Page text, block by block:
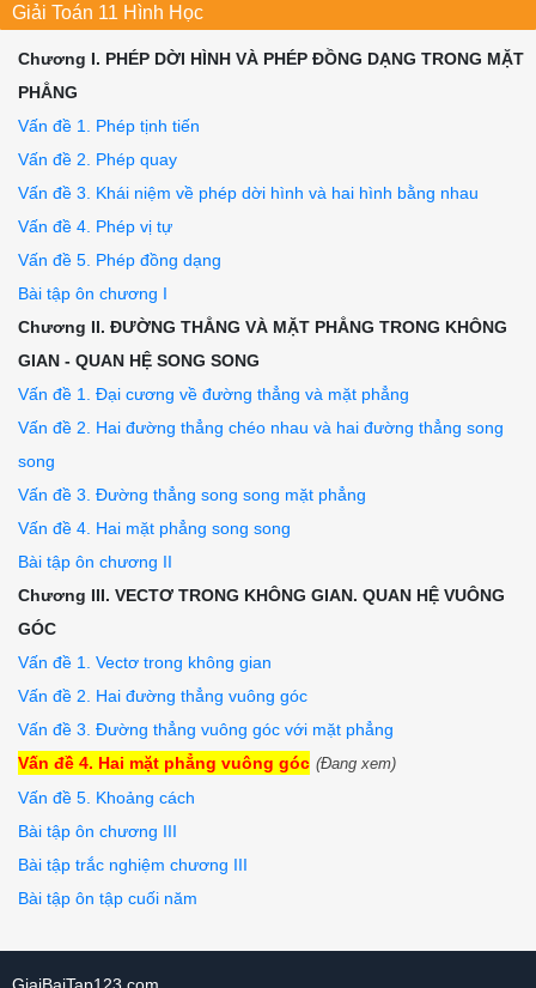
Giải Toán 11 Hình Học
Chương I. PHÉP DỜI HÌNH VÀ PHÉP ĐỒNG DẠNG TRONG MẶT
PHẲNG
Vấn đề 1. Phép tịnh tiến
Vấn đề 2. Phép quay
Vấn đề 3. Khái niệm về phép dời hình và hai hình bằng nhau
Vấn đề 4. Phép vị tự
Vấn đề 5. Phép đồng dạng
Bài tập ôn chương I
Chương II. ĐƯỜNG THẲNG VÀ MẶT PHẲNG TRONG KHÔNG
GIAN - QUAN HỆ SONG SONG
Vấn đề 1. Đại cương về đường thẳng và mặt phẳng
Vấn đề 2. Hai đường thẳng chéo nhau và hai đường thẳng song
song
Vấn đề 3. Đường thẳng song song mặt phẳng
Vấn đề 4. Hai mặt phẳng song song
Bài tập ôn chương II
Chương III. VECTƠ TRONG KHÔNG GIAN. QUAN HỆ VUÔNG
GÓC
Vấn đề 1. Vectơ trong không gian
Vấn đề 2. Hai đường thẳng vuông góc
Vấn đề 3. Đường thẳng vuông góc với mặt phẳng
Vấn đề 4. Hai mặt phẳng vuông góc (Đang xem)
Vấn đề 5. Khoảng cách
Bài tập ôn chương III
Bài tập trắc nghiệm chương III
Bài tập ôn tập cuối năm
GiaiBaiTap123.com